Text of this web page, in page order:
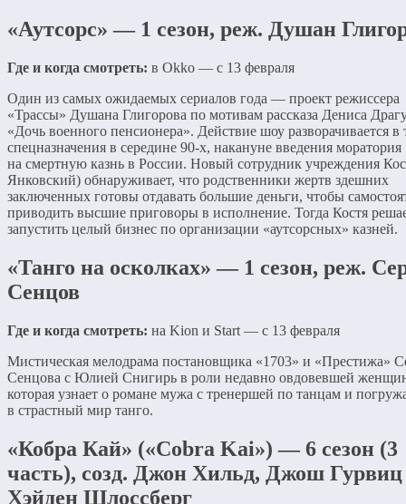
«Аутсорс» — 1 сезон, реж. Душан
Где и когда смотреть: в Okko — с 13 февраля
Один из самых ожидаемых сериалов года — проект режиссера
«Трассы» Душана Глигорова по мотивам рассказа Дениса
«Дочь военного пенсионера». Действие шоу разворачивается в
спецназначения в середине 90-х, накануне введения моратория
на смертную казнь в России. Новый сотрудник учреждения
Янковский) обнаруживает, что родственники жертв здешних
заключенных готовы отдавать большие деньги, чтобы
приводить высшие приговоры в исполнение. Тогда Костя
запустить целый бизнес по организации «аутсорсных» казней.
«Танго на осколках» — 1 сезон, реж.
Сенцов
Где и когда смотреть: на Kion и Start — с 13 февраля
Мистическая мелодрама постановщика «1703» и «Престижа»
Сенцова с Юлией Снигирь в роли недавно овдовевшей
которая узнает о романе мужа с тренершей по танцам и
в страстный мир танго.
«Кобра Кай» («Cobra Kai») — 6 сезон (3
часть), созд. Джон Хильд, Джош
Хэйден Шлоссберг